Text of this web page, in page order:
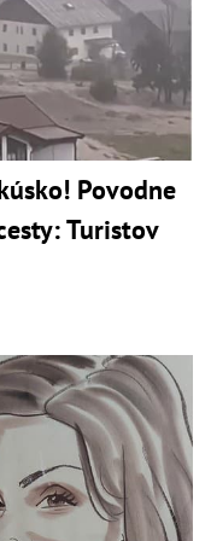
Povodne
Turistov